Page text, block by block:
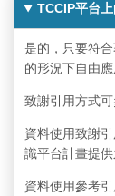
TCCIP平台
是的，只要符
的形況下自由應
致謝引用方式可
資料使用致謝
識平台計畫提供
資料使用參考